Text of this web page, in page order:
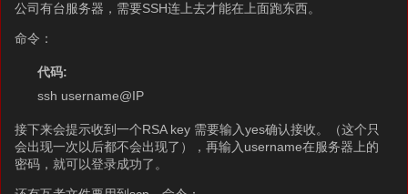
公司有台服务器，需要SSH连上去才能在上面跑东西。
命令：
代码:
ssh username@IP
接下来会提示收到一个RSA key 需要输入yes确认接收。（这个只
会出现一次以后都不会出现了），再输入username在服务器上的
密码，就可以登录成功了。